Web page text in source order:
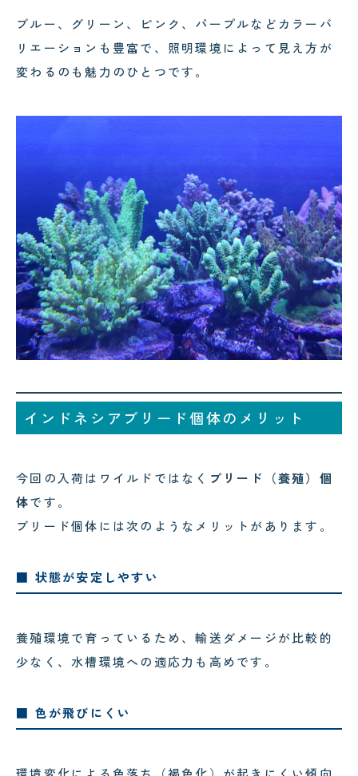
ブルー、グリーン、ピンク、パープルなどカラーバ
リエーションも豊富で、照明環境によって見え方が
変わるのも魅力のひとつです。
インドネシアブリード個体のメリット
今回の入荷はワイルドではなく ブリード（養殖）個
体です。
ブリード個体には次のようなメリットがあります。
■ 状態が安定しやすい
養殖環境で育っているため、輸送ダメージが比較的
少なく、水槽環境への適応力も高めです。
■ 色が飛びにくい